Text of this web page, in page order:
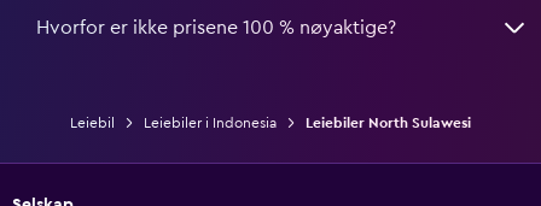
Hvorfor er ikke prisene 100 % nøyaktige?
Leiebil Leiebiler i Indonesia Leiebiler North Sulawesi